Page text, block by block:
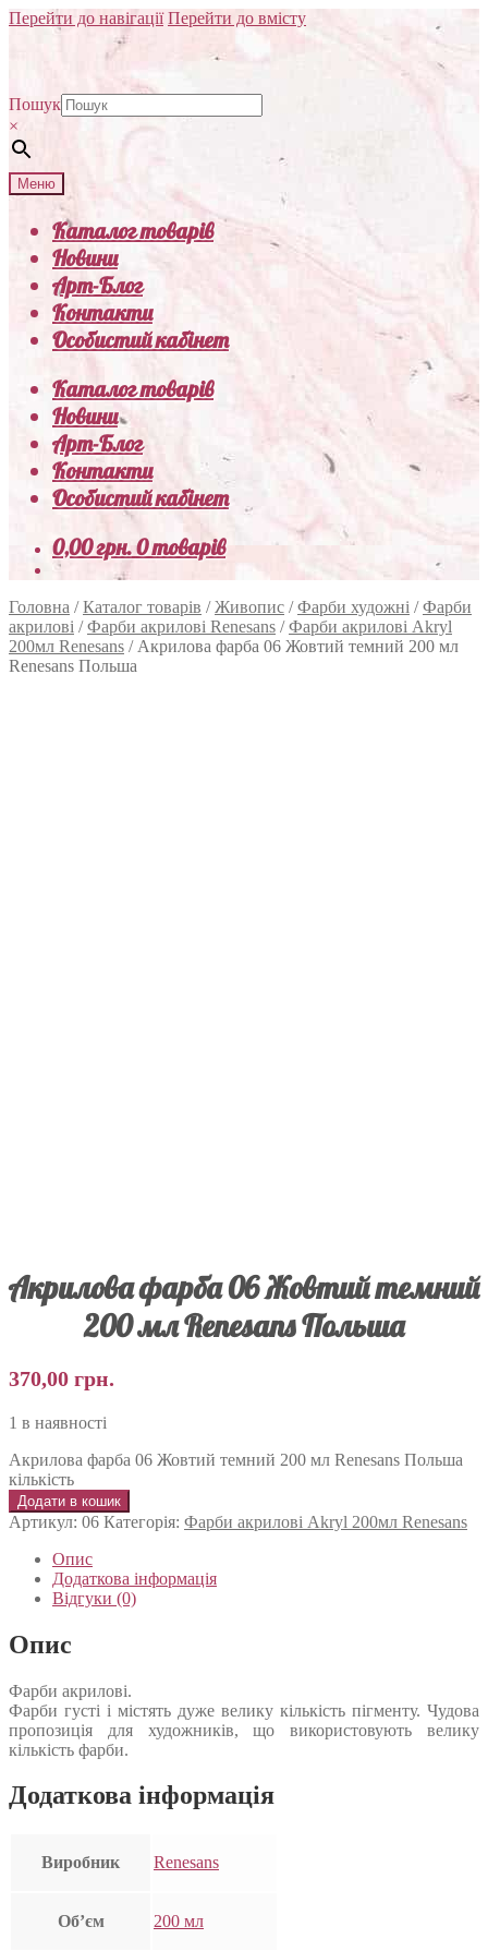
Перейти до навігації Перейти до вмісту
Пошук
×
Меню
Каталог товарів
Новини
Арт-Блог
Контакти
Особистий кабінет
Каталог товарів
Новини
Арт-Блог
Контакти
Особистий кабінет
0,00грн.0 товарів
Головна /Каталог товарів /Живопис /Фарби художні /Фарби
акрилові /Фарби акрилові Renesans /Фарби акрилові Akryl
200мл Renesans / Акрилова фарба 06 Жовтий темний 200 мл
Renesans Польша
Акрилова фарба 06 Жовтий темний
200 мл Renesans Польша
370,00 грн.
1 в наявності
Акрилова фарба 06 Жовтий темний 200 мл Renesans Польша
кількість
Додати в кошик
Артикул: 06 Категорія: Фарби акрилові Akryl 200мл Renesans
Опис
Додаткова інформація
Відгуки (0)
Опис
Фарби акрилові.
Фарби густі і містять дуже велику кількість пігменту. Чудова
пропозиція для художників, що використовують велику
кількість фарби.
Додаткова інформація
Виробник Renesans
Об’єм 200 мл